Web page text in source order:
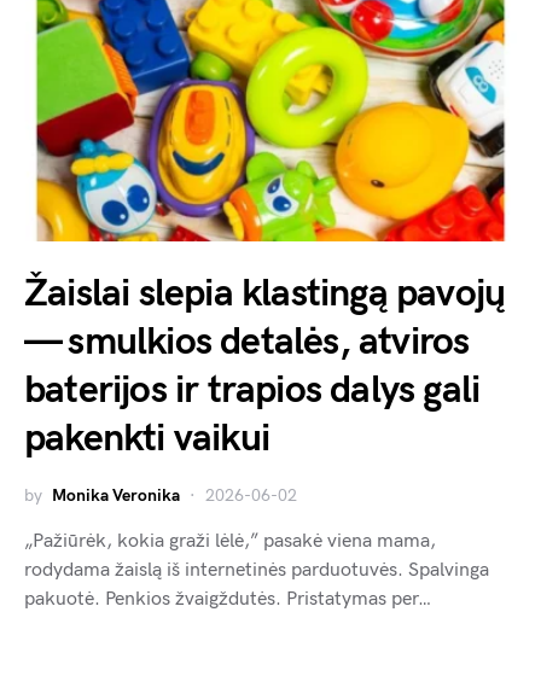
Žaislai slepia klastingą pavojų
— smulkios detalės, atviros
baterijos ir trapios dalys gali
pakenkti vaikui
by Monika Veronika 2026-06-02
„Pažiūrėk, kokia graži lėlė,” pasakė viena mama,
rodydama žaislą iš internetinės parduotuvės. Spalvinga
pakuotė. Penkios žvaigždutės. Pristatymas per…